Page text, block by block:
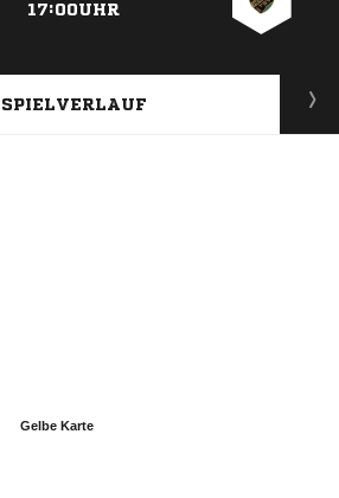
17:00UHR
SPIELVERLAUF
Gelbe Karte